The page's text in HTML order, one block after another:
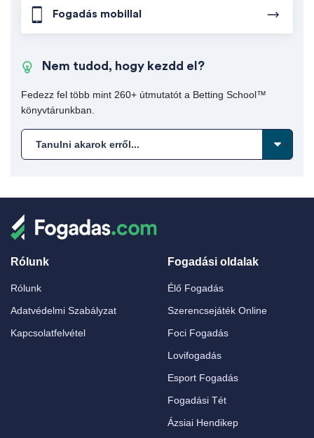
Fogadás mobillal
Nem tudod, hogy kezdd el?
Fedezz fel több mint 260+ útmutatót a Betting School™
könyvtárunkban.
Rólunk
Rólunk
Adatvédelmi Szabályzat
Kapcsolatfelvétel
Fogadási oldalak
Élő Fogadás
Szerencsejáték Online
Foci Fogadás
Lovifogadás
Esport Fogadás
Fogadási Tét
Ázsiai Hendikep